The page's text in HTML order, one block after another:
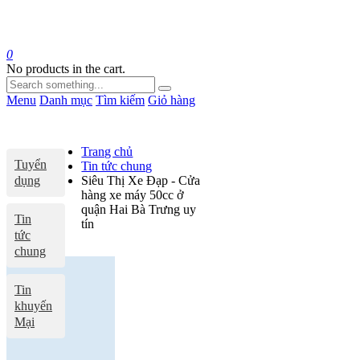
0
No products in the cart.
Menu Danh mục Tìm kiếm Giỏ hàng
Tuyển
dụng
Tin
tức
chung
Tin
khuyến
Mại
Trang chủ
Tin tức chung
Siêu Thị Xe Đạp - Cửa
hàng xe máy 50cc ở
quận Hai Bà Trưng uy
tín